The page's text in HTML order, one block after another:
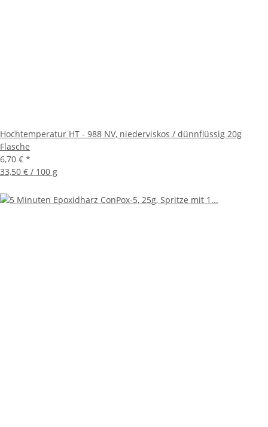
Hochtemperatur HT - 988 NV, niederviskos / dünnflüssig 20g
Flasche
6,70 € *
33,50 € / 100 g